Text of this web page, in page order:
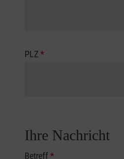
PLZ*
Ihre Nachricht
Betreff*